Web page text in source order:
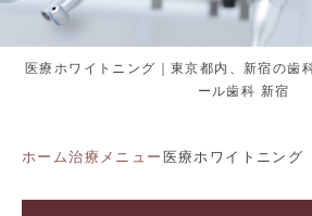
医療ホワイトニング｜東京都内、新宿の歯
ール歯科 新宿
ホーム治療メニュー 医療ホワイトニング